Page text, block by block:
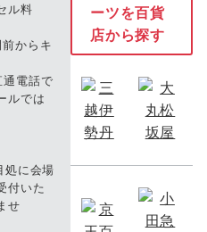
ル料
からキ
通電話で
ルでは
処に会場
付いた
せ
ーツを百貨
店から探す